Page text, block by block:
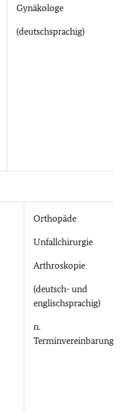
Gynäkologe
(deutschsprachig)
Orthopäde
Unfallchirurgie
Arthroskopie
(deutsch- und
englischsprachig)
n.
Terminvereinbarung